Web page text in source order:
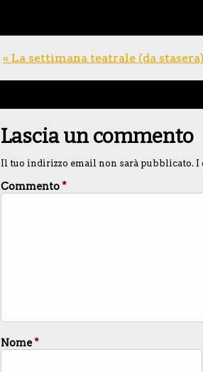
« La settimana teatrale (da stasera)
Lascia un commento
Il tuo indirizzo email non sarà pubblicato. I
Commento*
Nome*